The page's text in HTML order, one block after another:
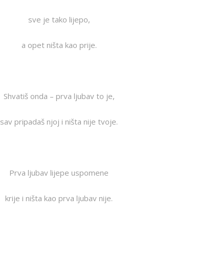
sve je tako lijepo,
a opet ništa kao prije.
Shvatiš onda – prva ljubav to je,
sav pripadaš njoj i ništa nije tvoje.
Prva ljubav lijepe uspomene
krije i ništa kao prva ljubav nije.